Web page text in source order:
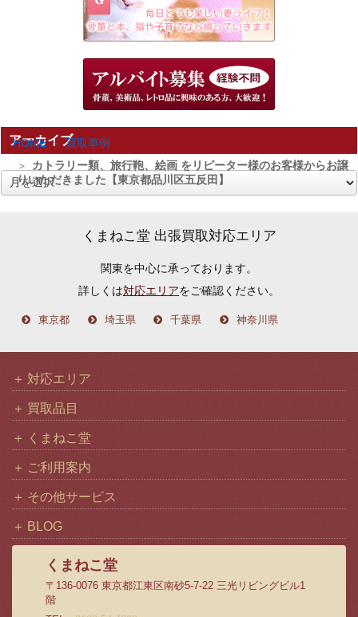
HOME
買取事例
カトラリー類、旅行鞄、絵画 をリピーター様のお客様からお譲
りいただきました【東京都品川区五反田】
アーカイブ
くまねこ堂 出張買取対応エリア
関東を中心に承っております。
詳しくは対応エリアをご確認ください。
東京都 埼玉県 千葉県 神奈川県
対応エリア
買取品目
くまねこ堂
ご利用案内
その他サービス
BLOG
くまねこ堂
〒136-0076 東京都江東区南砂5-7-22 三光リビングビル1
階